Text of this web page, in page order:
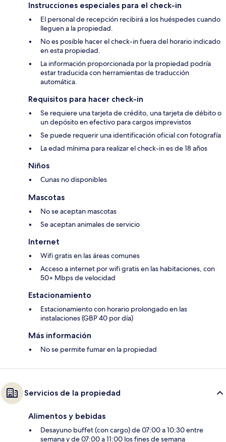
Instrucciones especiales para el check-in
El personal de recepción recibirá a los huéspedes cuando
lleguen a la propiedad.
No es posible hacer el check-in fuera del horario indicado
en esta propiedad.
La información proporcionada por la propiedad podría
estar traducida con herramientas de traducción
automática.
Requisitos para hacer check-in
Se requiere una tarjeta de crédito, una tarjeta de débito o
un depósito en efectivo para cargos imprevistos
Se puede requerir una identificación oficial con fotografía
La edad mínima para realizar el check-in es de 18 años
Niños
Cunas no disponibles
Mascotas
No se aceptan mascotas
Se aceptan animales de servicio
Internet
Wifi gratis en las áreas comunes
Acceso a internet por wifi gratis en las habitaciones, con
50+ Mbps de velocidad
Estacionamiento
Estacionamiento con horario prolongado en las
instalaciones (GBP 40 por día)
Más información
No se permite fumar en la propiedad
Servicios de la propiedad
Alimentos y bebidas
Desayuno buffet (con cargo) de 07:00 a 10:30 entre
semana y de 07:00 a 11:00 los fines de semana